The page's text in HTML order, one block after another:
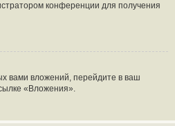
конференции для получения
вами вложений, перейдите в ваш
«Вложения».